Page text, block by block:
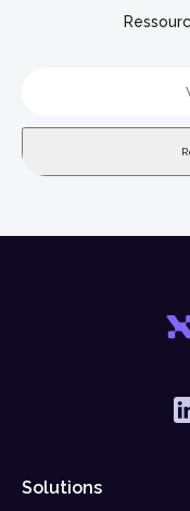
Solutions